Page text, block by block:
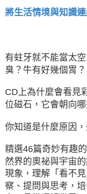
將生活情境與知識
有蛀牙就不能當太
臭？牛有好幾個胃？
CD上為什麼會看見
位磁石，它會朝向哪
你知道是什麼原因
精選46篇奇妙有趣
然界的奧祕與宇宙
現象，理解「看不
察、提問與思考，